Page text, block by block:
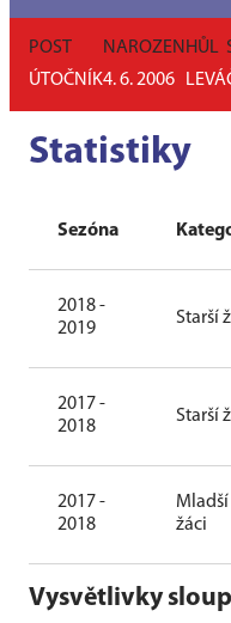
POST
ÚTOČNÍK
NAROZEN
4. 6. 2006
HŮL
LEVÁ
Statistiky
Sezóna
2018 -
2019
Starší
2017 -
2018
Starší
2017 -
2018
Mladší
žáci
Vysvětlivky